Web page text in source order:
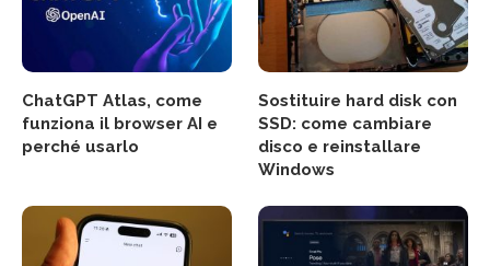
ChatGPT Atlas, come
funziona il browser AI e
perché usarlo
Sostituire hard disk con
SSD: come cambiare
disco e reinstallare
Windows